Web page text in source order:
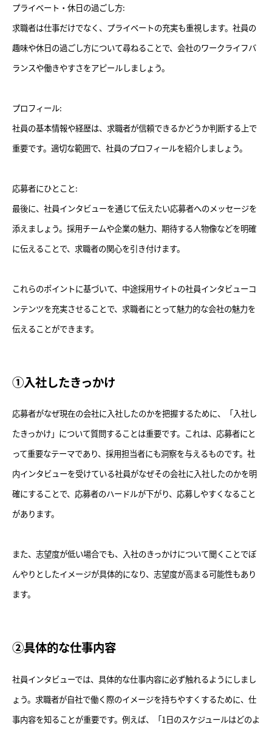
プライベート・休日の過ごし方:
求職者は仕事だけでなく、プライベートの充実も重視します。社員の
趣味や休日の過ごし方について尋ねることで、会社のワークライフバ
ランスや働きやすさをアピールしましょう。
プロフィール:
社員の基本情報や経歴は、求職者が信頼できるかどうか判断する上で
重要です。適切な範囲で、社員のプロフィールを紹介しましょう。
応募者にひとこと:
最後に、社員インタビューを通じて伝えたい応募者へのメッセージを
添えましょう。採用チームや企業の魅力、期待する人物像などを明確
に伝えることで、求職者の関心を引き付けます。
これらのポイントに基づいて、中途採用サイトの社員インタビューコ
ンテンツを充実させることで、求職者にとって魅力的な会社の魅力を
伝えることができます。
①入社したきっかけ
応募者がなぜ現在の会社に入社したのかを把握するために、「入社し
たきっかけ」について質問することは重要です。これは、応募者にと
って重要なテーマであり、採用担当者にも洞察を与えるものです。社
内インタビューを受けている社員がなぜその会社に入社したのかを明
確にすることで、応募者のハードルが下がり、応募しやすくなること
があります。
また、志望度が低い場合でも、入社のきっかけについて聞くことでぼ
んやりとしたイメージが具体的になり、志望度が高まる可能性もあり
ます。
②具体的な仕事内容
社員インタビューでは、具体的な仕事内容に必ず触れるようにしまし
ょう。求職者が自社で働く際のイメージを持ちやすくするために、仕
事内容を知ることが重要です。例えば、「1日のスケジュールはどのよ